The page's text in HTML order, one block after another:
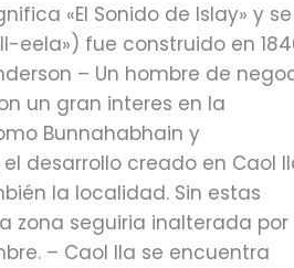
«El Sonido de Islay» y se
eela») fue construido en
– Un hombre de
un gran interes en la
Bunnahabhain y
desarrollo creado en Caol
la localidad. Sin estas
zona seguiria inalterada por
– Caol Ila se encuentra